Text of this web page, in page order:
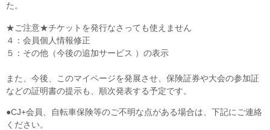
た。
★ご注意★チケットを発行なさっても使えません
４：会員個人情報修正
５：その他（今後の追加サービス ）の表示
また、今後、このマイページを発展させ、保険証券や大会の参加証
などの証明書の提示も、順次発表する予定です。
●CJ+会員、自転車保険等のご不明な点がある場合は、下記にご連絡
ください。